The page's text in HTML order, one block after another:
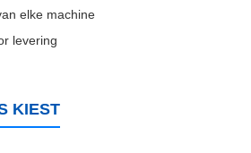
elke machine
levering
KIEST